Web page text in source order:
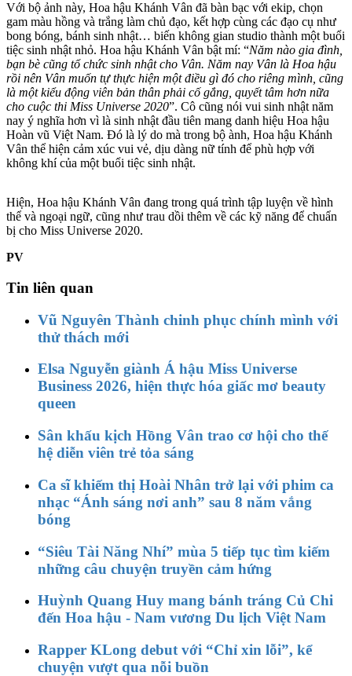
Với bộ ảnh này, Hoa hậu Khánh Vân đã bàn bạc với ekip, chọn
gam màu hồng và trắng làm chủ đạo, kết hợp cùng các đạo cụ như
bong bóng, bánh sinh nhật… biến không gian studio thành một buổi
tiệc sinh nhật nhỏ. Hoa hậu Khánh Vân bật mí: “Năm nào gia đình,
bạn bè cũng tổ chức sinh nhật cho Vân. Năm nay Vân là Hoa hậu
rồi nên Vân muốn tự thực hiện một điều gì đó cho riêng mình, cũng
là một kiểu động viên bản thân phải cố gắng, quyết tâm hơn nữa
cho cuộc thi Miss Universe 2020”. Cô cũng nói vui sinh nhật năm
nay ý nghĩa hơn vì là sinh nhật đầu tiên mang danh hiệu Hoa hậu
Hoàn vũ Việt Nam. Đó là lý do mà trong bộ ành, Hoa hậu Khánh
Vân thể hiện cảm xúc vui vẻ, dịu dàng nữ tính để phù hợp với
không khí của một buổi tiệc sinh nhật.
Hiện, Hoa hậu Khánh Vân đang trong quá trình tập luyện về hình
thể và ngoại ngữ, cũng như trau dồi thêm về các kỹ năng để chuẩn
bị cho Miss Universe 2020.
PV
Tin liên quan
Vũ Nguyên Thành chinh phục chính mình với
thử thách mới
Elsa Nguyễn giành Á hậu Miss Universe
Business 2026, hiện thực hóa giấc mơ beauty
queen
Sân khấu kịch Hồng Vân trao cơ hội cho thế
hệ diễn viên trẻ tỏa sáng
Ca sĩ khiếm thị Hoài Nhân trở lại với phim ca
nhạc “Ánh sáng nơi anh” sau 8 năm vắng
bóng
“Siêu Tài Năng Nhí” mùa 5 tiếp tục tìm kiếm
những câu chuyện truyền cảm hứng
Huỳnh Quang Huy mang bánh tráng Củ Chi
đến Hoa hậu - Nam vương Du lịch Việt Nam
Rapper KLong debut với “Chỉ xin lỗi”, kể
chuyện vượt qua nỗi buồn